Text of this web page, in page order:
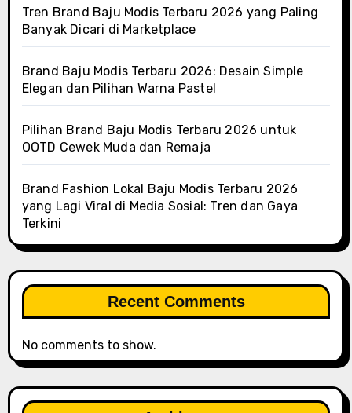
Tren Brand Baju Modis Terbaru 2026 yang Paling
Banyak Dicari di Marketplace
Brand Baju Modis Terbaru 2026: Desain Simple
Elegan dan Pilihan Warna Pastel
Pilihan Brand Baju Modis Terbaru 2026 untuk
OOTD Cewek Muda dan Remaja
Brand Fashion Lokal Baju Modis Terbaru 2026
yang Lagi Viral di Media Sosial: Tren dan Gaya
Terkini
Recent Comments
No comments to show.